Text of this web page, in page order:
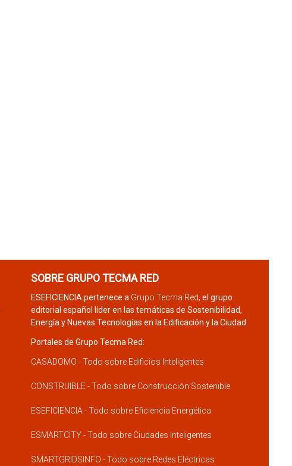
SOBRE GRUPO TECMA RED
ESEFICIENCIA pertenece a Grupo Tecma Red, el grupo
editorial español líder en las temáticas de Sostenibilidad,
Energía y Nuevas Tecnologías en la Edificación y la Ciudad.
Portales de Grupo Tecma Red:
CASADOMO - Todo sobre Edificios Inteligentes
CONSTRUIBLE - Todo sobre Construcción Sostenible
ESEFICIENCIA - Todo sobre Eficiencia Energética
ESMARTCITY - Todo sobre Ciudades Inteligentes
SMARTGRIDSINFO - Todo sobre Redes Eléctricas